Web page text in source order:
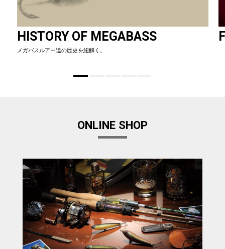
HISTORY OF MEGABASS
メガバスルアー達の歴史を紐解く。
ONLINE SHOP